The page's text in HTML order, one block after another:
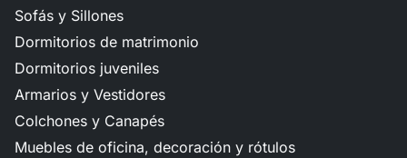
Sofás y Sillones
Dormitorios de matrimonio
Dormitorios juveniles
Armarios y Vestidores
Colchones y Canapés
Muebles de oficina, decoración y rótulos